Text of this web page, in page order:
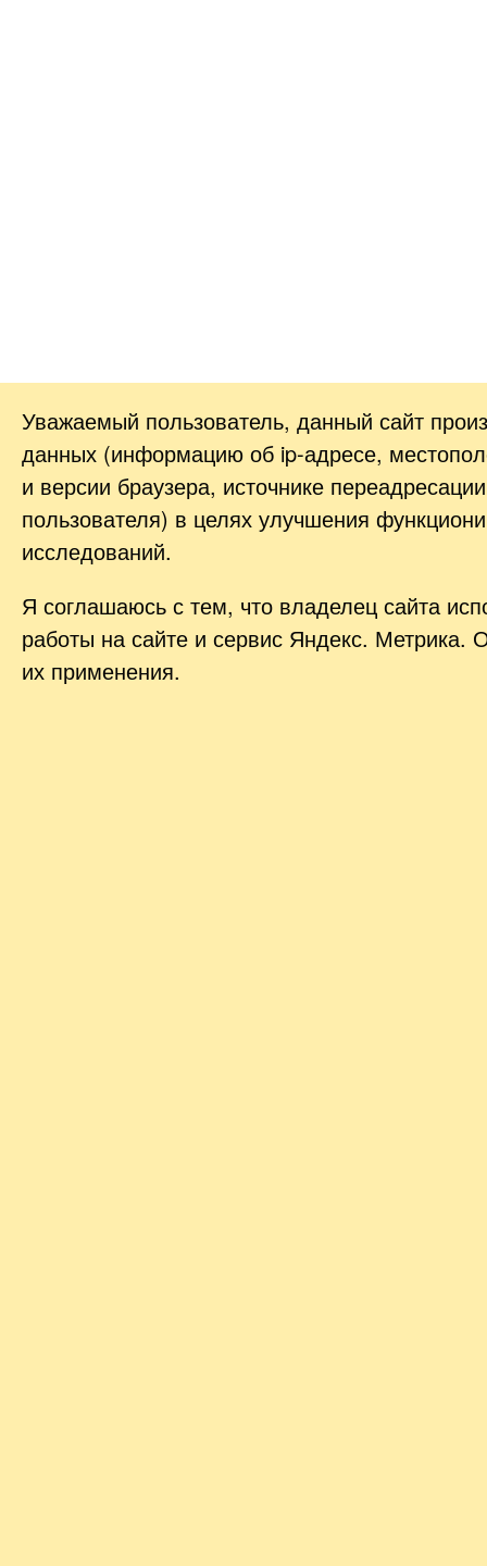
Уважаемый пользователь, данный сайт
данных (информацию об ip-адресе,
и версии браузера, источнике
пользователя) в целях улучшения
исследований.
Я соглашаюсь с тем, что владелец сайта
работы на сайте и сервис Яндекс. Метрика.
их применения.